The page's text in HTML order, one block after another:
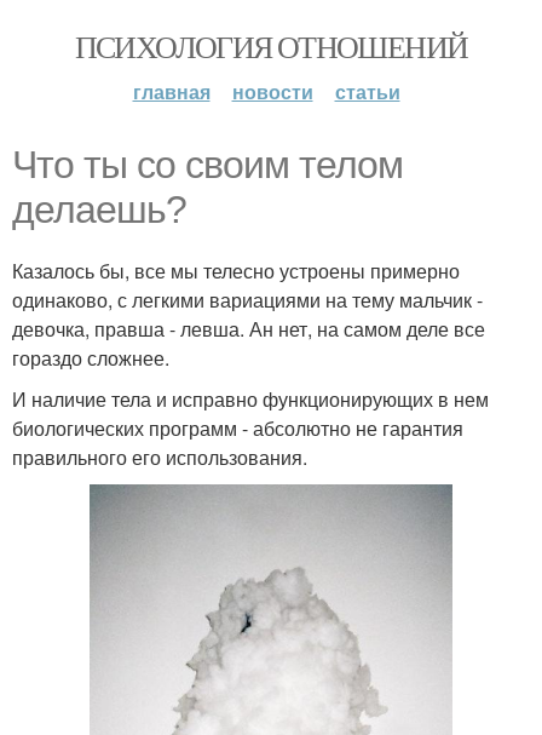
ПСИХОЛОГИЯ ОТНОШЕНИЙ
главная новости статьи
Что ты со своим телом
делаешь?
Казалось бы, все мы телесно устроены примерно
одинаково, с легкими вариациями на тему мальчик -
девочка, правша - левша. Ан нет, на самом деле все
гораздо сложнее.
И наличие тела и исправно функционирующих в нем
биологических программ - абсолютно не гарантия
правильного его использования.